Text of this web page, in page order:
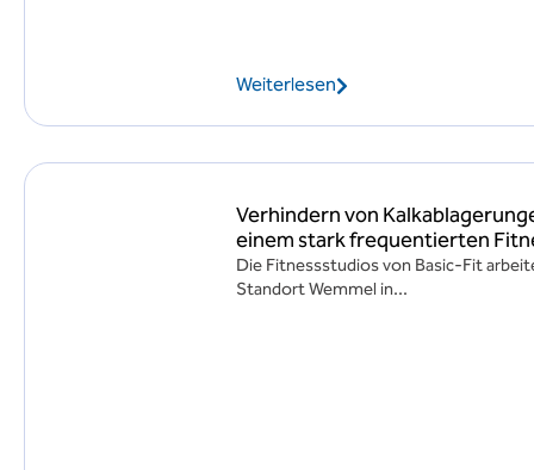
Weiterlesen
Verhindern von
einem stark frequentierten
Die Fitnessstudios von Basic-Fit
Standort Wemmel in...